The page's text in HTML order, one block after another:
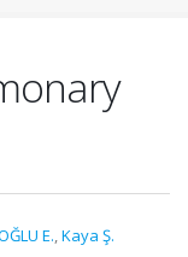
E.,Kaya Ş.